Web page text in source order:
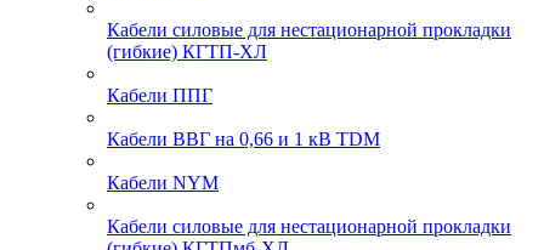
Кабели силовые для нестационарной прокладки
(гибкие) КГТП-ХЛ
Кабели ППГ
Кабели ВВГ на 0,66 и 1 кВ TDM
Кабели NYM
Кабели силовые для нестационарной прокладки